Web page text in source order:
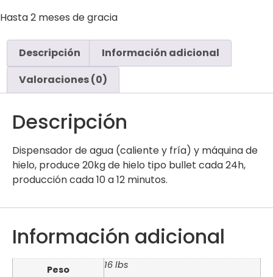
Hasta 2 meses de gracia
Descripción
Información adicional
Valoraciones (0)
Descripción
Dispensador de agua (caliente y fría) y máquina de
hielo, produce 20kg de hielo tipo bullet cada 24h,
producción cada 10 a 12 minutos.
Información adicional
Peso 16 lbs